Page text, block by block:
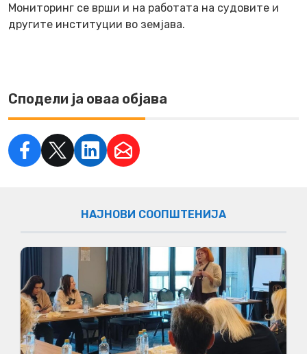
Мониторинг се врши и на работата на судовите и
другите институции во земјава.
Сподели ја оваа објава
НАЈНОВИ СООПШТЕНИЈА